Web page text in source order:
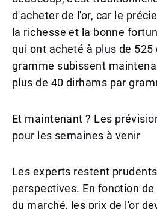
d'acheter de l'or, car le
la richesse et la bonne
qui ont acheté à plus de 525
gramme subissent
plus de 40 dirhams par
Et maintenant ? Les
pour les semaines à venir
Les experts restent
perspectives. En fonction
du marché, les prix de l'or